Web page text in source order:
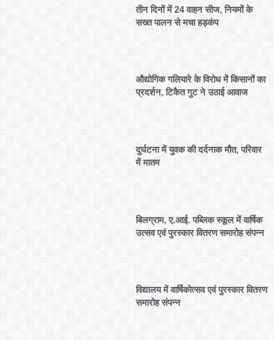
तीन दिनों में 24 वाहन सीज, नियमों के
सख्त पालन से मचा हड़कंप
औद्योगिक गलियारे के विरोध में किसानों का
प्रदर्शन, टिकैत गुट ने उठाई आवाज
दुर्घटना में युवक की दर्दनाक मौत, परिवार
में मातम
बिलग्राम, ए.आई. पब्लिक स्कूल में वार्षिक
उत्सव एवं पुरस्कार वितरण समारोह संपन्न
विद्यालय में वार्षिकोत्सव एवं पुरस्कार वितरण
समारोह संपन्न